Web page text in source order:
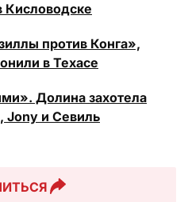
Кисловодске
против Конга»,
в Техасе
Долина захотела
Jony и Севиль